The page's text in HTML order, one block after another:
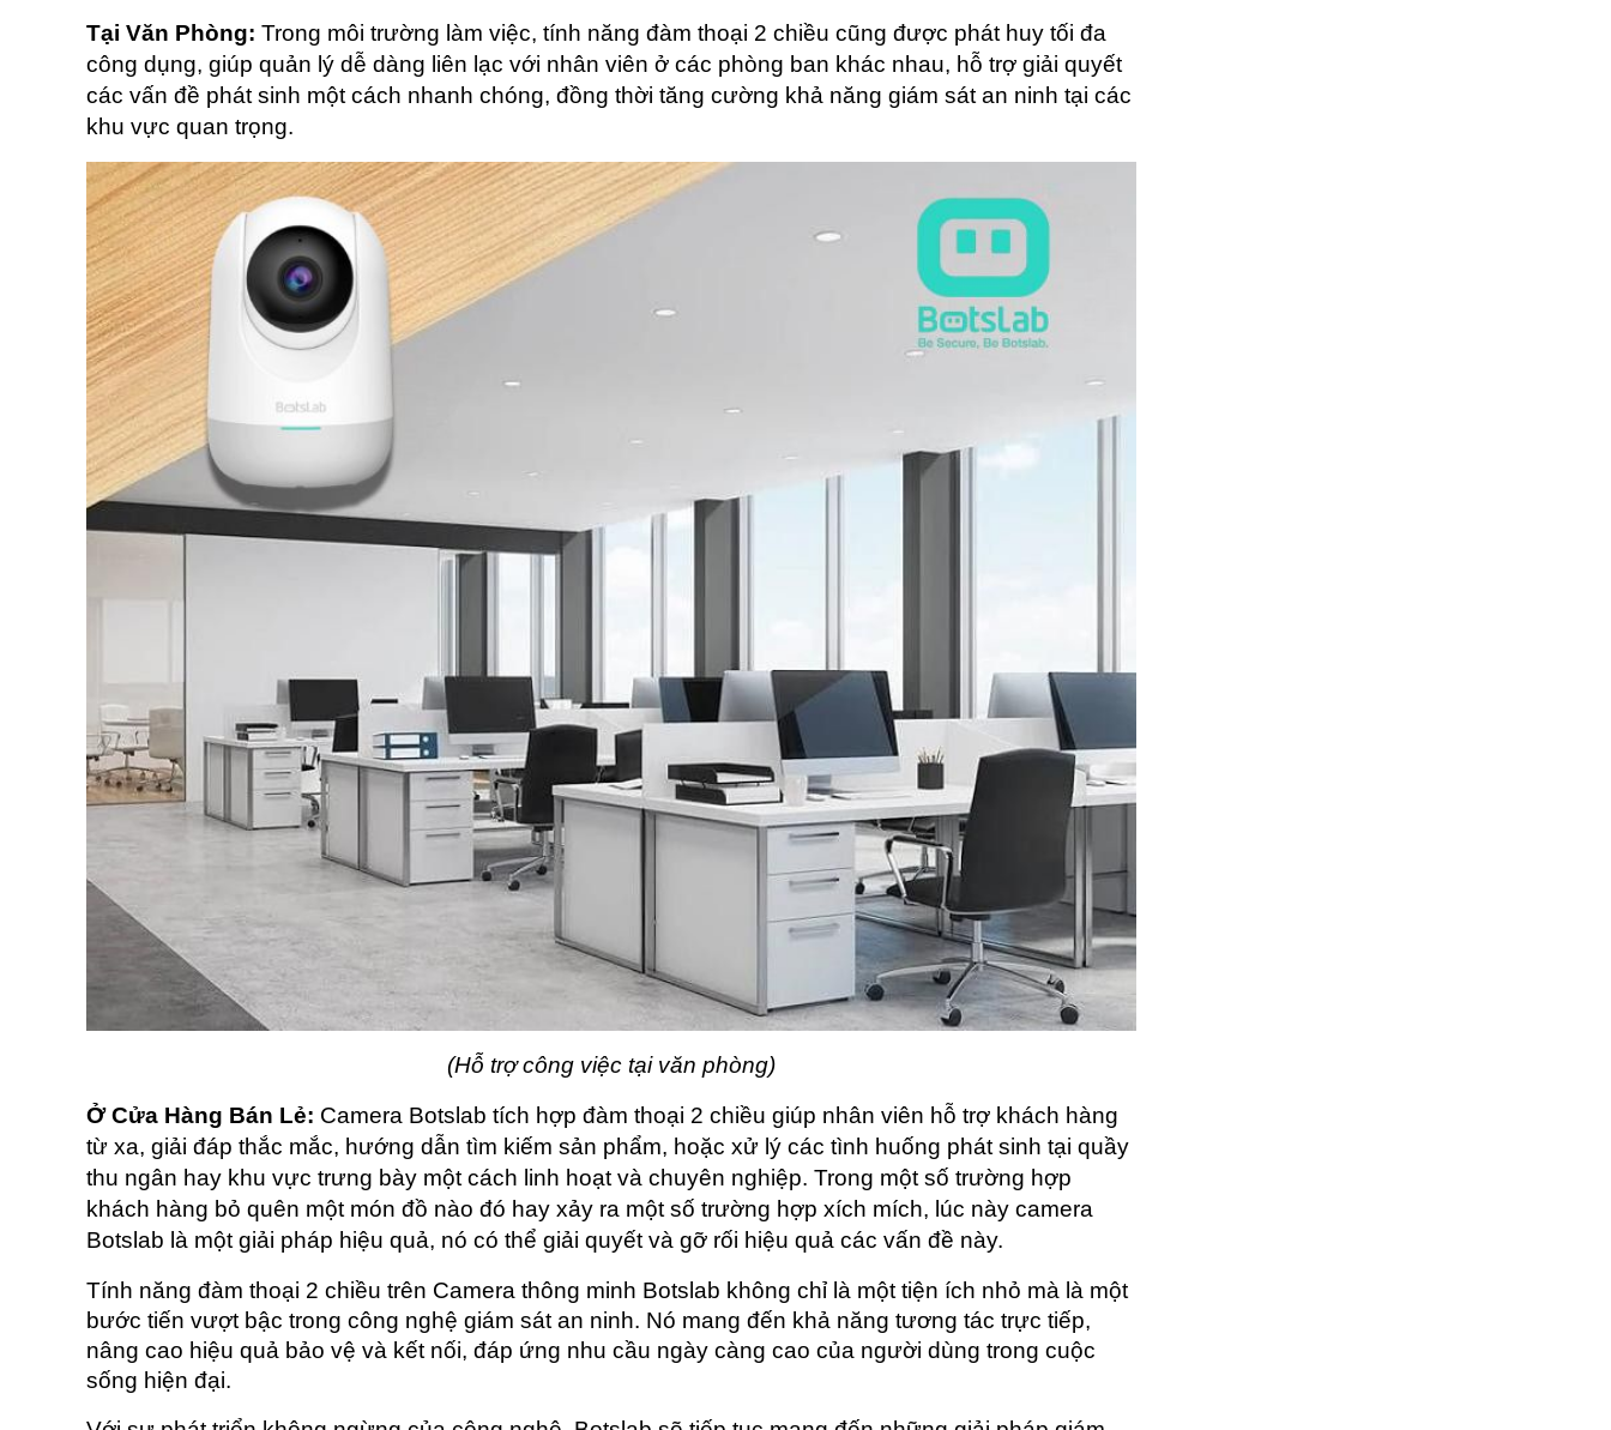
Tại Văn Phòng: Trong môi trường làm việc, tính năng đàm thoại 2 chiều cũng được phát huy tối đa
công dụng, giúp quản lý dễ dàng liên lạc với nhân viên ở các phòng ban khác nhau, hỗ trợ giải quyết
các vấn đề phát sinh một cách nhanh chóng, đồng thời tăng cường khả năng giám sát an ninh tại các
khu vực quan trọng.
(Hỗ trợ công việc tại văn phòng)
Ở Cửa Hàng Bán Lẻ: Camera Botslab tích hợp đàm thoại 2 chiều giúp nhân viên hỗ trợ khách hàng
từ xa, giải đáp thắc mắc, hướng dẫn tìm kiếm sản phẩm, hoặc xử lý các tình huống phát sinh tại quầy
thu ngân hay khu vực trưng bày một cách linh hoạt và chuyên nghiệp. Trong một số trường hợp
khách hàng bỏ quên một món đồ nào đó hay xảy ra một số trường hợp xích mích, lúc này camera
Botslab là một giải pháp hiệu quả, nó có thể giải quyết và gỡ rối hiệu quả các vấn đề này.
Tính năng đàm thoại 2 chiều trên Camera thông minh Botslab không chỉ là một tiện ích nhỏ mà là một
bước tiến vượt bậc trong công nghệ giám sát an ninh. Nó mang đến khả năng tương tác trực tiếp,
nâng cao hiệu quả bảo vệ và kết nối, đáp ứng nhu cầu ngày càng cao của người dùng trong cuộc
sống hiện đại.